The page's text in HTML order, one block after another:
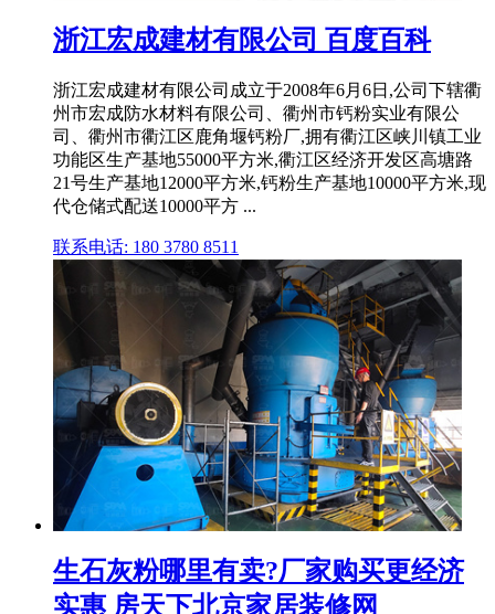
浙江宏成建材有限公司 百度百科
浙江宏成建材有限公司成立于2008年6月6日,公司下辖衢
州市宏成防水材料有限公司、衢州市钙粉实业有限公
司、衢州市衢江区鹿角堰钙粉厂,拥有衢江区峡川镇工业
功能区生产基地55000平方米,衢江区经济开发区高塘路
21号生产基地12000平方米,钙粉生产基地10000平方米,现
代仓储式配送10000平方 ...
联系电话: 180 3780 8511
生石灰粉哪里有卖?厂家购买更经济
实惠 房天下北京家居装修网